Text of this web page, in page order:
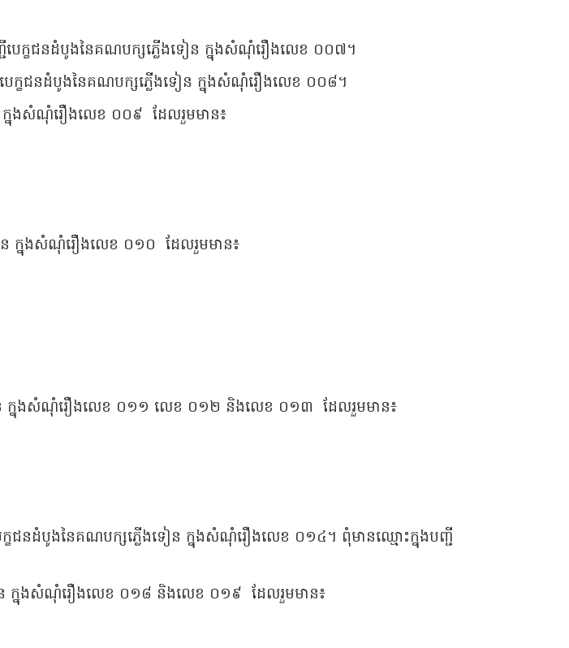
បេក្ខជនដំបូងនៃគណបក្សភ្លើងទៀន ក្នុងសំណុំរឿងលេខ ០០៧។
េក្ខជនដំបូងនៃគណបក្សភ្លើងទៀន ក្នុងសំណុំរឿងលេខ ០០៨។
ក្នុងសំណុំរឿងលេខ ០០៩ ដែលរួមមាន៖
ន ក្នុងសំណុំរឿងលេខ ០១០ ដែលរួមមាន៖
ន ក្នុងសំណុំរឿងលេខ ០១១ លេខ ០១២ និងលេខ ០១៣ ដែលរួមមាន៖
ខជនដំបូងនៃគណបក្សភ្លើងទៀន ក្នុងសំណុំរឿងលេខ ០១៤។ ពុំមានឈ្មោះក្នុងបញ្ជី
ន ក្នុងសំណុំរឿងលេខ ០១៨ និងលេខ ០១៩ ដែលរួមមាន៖